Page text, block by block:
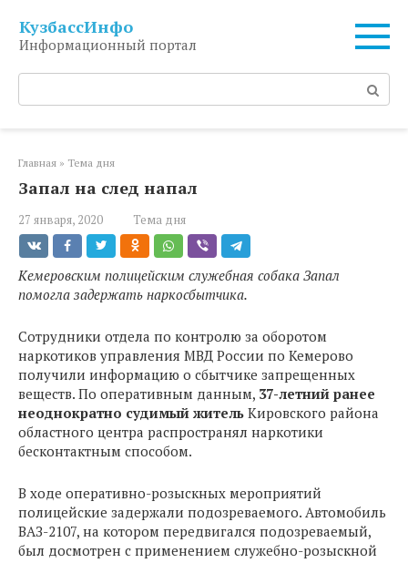
контенту
КузбассИнфо
Информационный портал
Поиск:
Главная » Тема дня
Запал на след напал
27 января, 2020 Тема дня
Кемеровским полицейским служебная собака Запал
помогла задержать наркосбытчика.
Сотрудники отдела по контролю за оборотом
наркотиков управления МВД России по Кемерово
получили информацию о сбытчике запрещенных
веществ. По оперативным данным, 37-летний ранее
неоднократно судимый житель Кировского района
областного центра распространял наркотики
бесконтактным способом.
В ходе оперативно-розыскных мероприятий
полицейские задержали подозреваемого. Автомобиль
ВАЗ-2107, на котором передвигался подозреваемый,
был досмотрен с применением служебно-розыскной